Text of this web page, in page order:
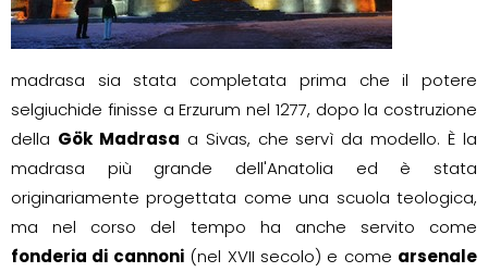
madrasa sia stata completata prima che il potere
selgiuchide finisse a Erzurum nel 1277, dopo la costruzione
della Gök Madrasa a Sivas, che servì da modello. È la
madrasa più grande dell'Anatolia ed è stata
originariamente progettata come una scuola teologica,
ma nel corso del tempo ha anche servito come
fonderia di cannoni(nel XVII secolo) e come arsenale